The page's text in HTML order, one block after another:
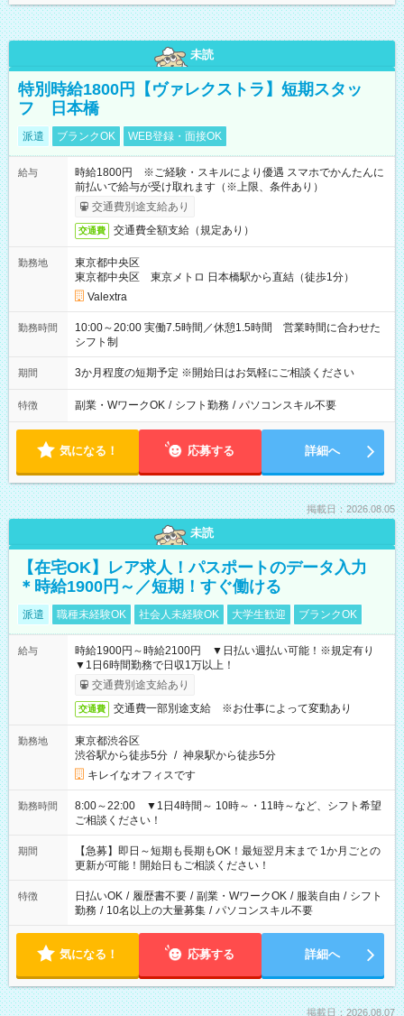
未読
特別時給1800円【ヴァレクストラ】短期スタッ
フ 日本橋
派遣 ブランクOK WEB登録・面接OK
給与
時給1800円 ※ご経験・スキルにより優遇 スマホでかんたんに
前払いで給与が受け取れます（※上限、条件あり）
交通費別途支給あり
交通費 交通費全額支給（規定あり）
勤務地
東京都中央区
東京都中央区 東京メトロ 日本橋駅から直結（徒歩1分）
Valextra
勤務時間
10:00～20:00 実働7.5時間／休憩1.5時間 営業時間に合わせた
シフト制
期間 3か月程度の短期予定 ※開始日はお気軽にご相談ください
特徴 副業・WワークOK / シフト勤務 / パソコンスキル不要
気になる！ 応募する 詳細へ
掲載日：2026.08.05
未読
【在宅OK】レア求人！パスポートのデータ入力
＊時給1900円～／短期！すぐ働ける
派遣 職種未経験OK 社会人未経験OK 大学生歓迎 ブランクOK
給与
時給1900円～時給2100円 ▼日払い週払い可能！※規定有り
▼1日6時間勤務で日収1万以上！
交通費別途支給あり
交通費 交通費一部別途支給 ※お仕事によって変動あり
勤務地
東京都渋谷区
渋谷駅から徒歩5分 / 神泉駅から徒歩5分
キレイなオフィスです
勤務時間
8:00～22:00 ▼1日4時間～ 10時～・11時～など、シフト希望
ご相談ください！
期間
【急募】即日～短期も長期もOK！最短翌月末まで 1か月ごとの
更新が可能！開始日もご相談ください！
特徴 日払いOK / 履歴書不要 / 副業・WワークOK / 服装自由 / シフト
勤務 / 10名以上の大量募集 / パソコンスキル不要
気になる！ 応募する 詳細へ
掲載日：2026.08.07